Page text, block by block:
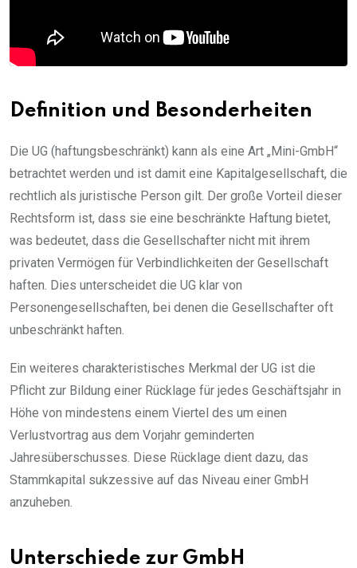
Definition und Besonderheiten
Die UG (haftungsbeschränkt) kann als eine Art „Mini-GmbH“
betrachtet werden und ist damit eine Kapitalgesellschaft, die
rechtlich als juristische Person gilt. Der große Vorteil dieser
Rechtsform ist, dass sie eine beschränkte Haftung bietet,
was bedeutet, dass die Gesellschafter nicht mit ihrem
privaten Vermögen für Verbindlichkeiten der Gesellschaft
haften. Dies unterscheidet die UG klar von
Personengesellschaften, bei denen die Gesellschafter oft
unbeschränkt haften.
Ein weiteres charakteristisches Merkmal der UG ist die
Pflicht zur Bildung einer Rücklage für jedes Geschäftsjahr in
Höhe von mindestens einem Viertel des um einen
Verlustvortrag aus dem Vorjahr geminderten
Jahresüberschusses. Diese Rücklage dient dazu, das
Stammkapital sukzessive auf das Niveau einer GmbH
anzuheben.
Unterschiede zur GmbH